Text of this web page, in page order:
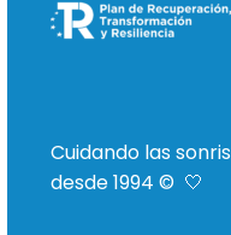
Cuidando las
desde 1994 © 🤍